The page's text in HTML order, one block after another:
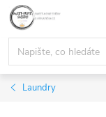
Přejít
obsah
Laundry